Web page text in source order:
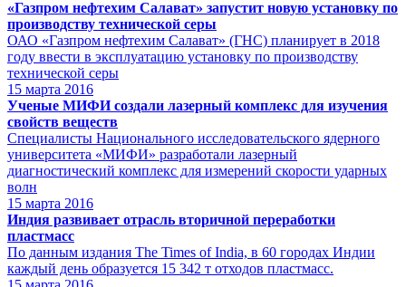
«Газпром нефтехим Салават» запустит новую установку по
производству технической серы
ОАО «Газпром нефтехим Салават» (ГНС) планирует в 2018
году ввести в эксплуатацию установку по производству
технической серы
15 марта 2016
Ученые МИФИ создали лазерный комплекс для изучения
свойств веществ
Специалисты Национального исследовательского ядерного
университета «МИФИ» разработали лазерный
диагностический комплекс для измерений скорости ударных
волн
15 марта 2016
Индия развивает отрасль вторичной переработки
пластмасс
По данным издания The Times of India, в 60 городах Индии
каждый день образуется 15 342 т отходов пластмасс.